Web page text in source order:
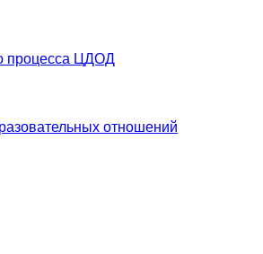
процесса ЦДОД
отношений